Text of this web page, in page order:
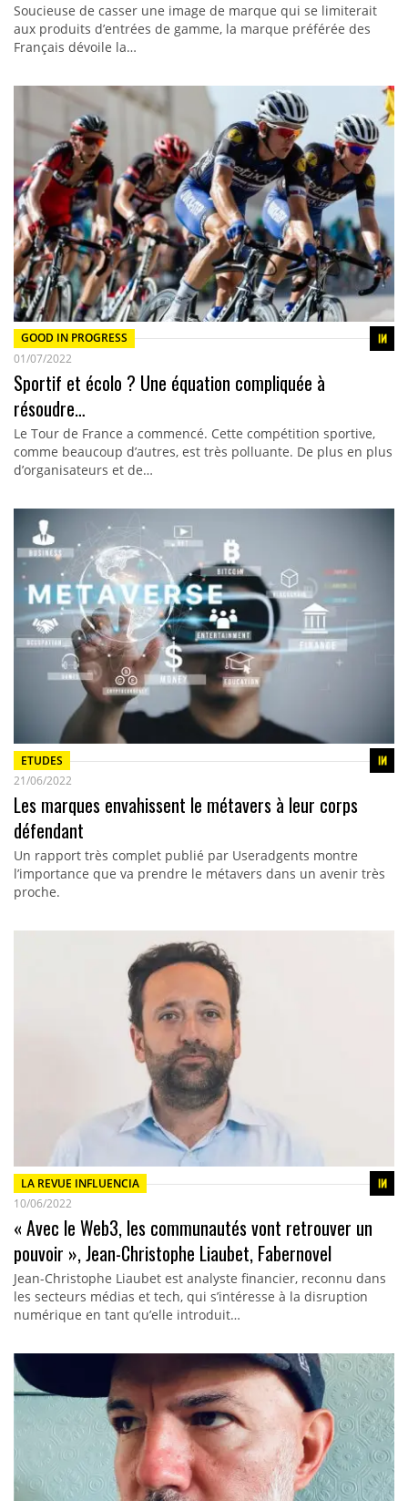
Soucieuse de casser une image de marque qui se limiterait
aux produits d’entrées de gamme, la marque préférée des
Français dévoile la…
GOOD IN PROGRESS
01/07/2022
Sportif et écolo ? Une équation compliquée à
résoudre…
Le Tour de France a commencé. Cette compétition sportive,
comme beaucoup d’autres, est très polluante. De plus en plus
d’organisateurs et de…
ETUDES
21/06/2022
Les marques envahissent le métavers à leur corps
défendant
Un rapport très complet publié par Useradgents montre
l’importance que va prendre le métavers dans un avenir très
proche.
LA REVUE INFLUENCIA
10/06/2022
« Avec le Web3, les communautés vont retrouver un
pouvoir », Jean-Christophe Liaubet, Fabernovel
Jean-Christophe Liaubet est analyste financier, reconnu dans
les secteurs médias et tech, qui s’intéresse à la disruption
numérique en tant qu’elle introduit…